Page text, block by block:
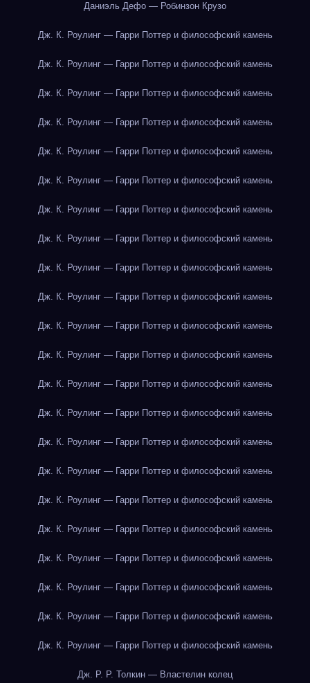
Даниэль Дефо — Робинзон Крузо
Дж. К. Роулинг — Гарри Поттер и философский камень
Дж. К. Роулинг — Гарри Поттер и философский камень
Дж. К. Роулинг — Гарри Поттер и философский камень
Дж. К. Роулинг — Гарри Поттер и философский камень
Дж. К. Роулинг — Гарри Поттер и философский камень
Дж. К. Роулинг — Гарри Поттер и философский камень
Дж. К. Роулинг — Гарри Поттер и философский камень
Дж. К. Роулинг — Гарри Поттер и философский камень
Дж. К. Роулинг — Гарри Поттер и философский камень
Дж. К. Роулинг — Гарри Поттер и философский камень
Дж. К. Роулинг — Гарри Поттер и философский камень
Дж. К. Роулинг — Гарри Поттер и философский камень
Дж. К. Роулинг — Гарри Поттер и философский камень
Дж. К. Роулинг — Гарри Поттер и философский камень
Дж. К. Роулинг — Гарри Поттер и философский камень
Дж. К. Роулинг — Гарри Поттер и философский камень
Дж. К. Роулинг — Гарри Поттер и философский камень
Дж. К. Роулинг — Гарри Поттер и философский камень
Дж. К. Роулинг — Гарри Поттер и философский камень
Дж. К. Роулинг — Гарри Поттер и философский камень
Дж. К. Роулинг — Гарри Поттер и философский камень
Дж. К. Роулинг — Гарри Поттер и философский камень
Дж. Р. Р. Толкин — Властелин колец